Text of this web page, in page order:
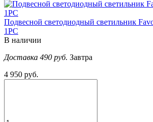
Подвесной светодиодный светильник
1PC
В наличии
Доставка 490 руб. Завтра
4 950 руб.